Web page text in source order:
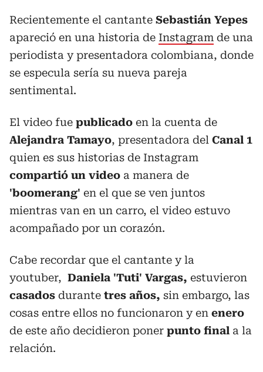
Recientemente el cantante Sebastián Yepes
apareció en una historia de Instagram de una
periodista y presentadora colombiana, donde
se especula sería su nueva pareja
sentimental.
El video fue publicado en la cuenta de
Alejandra Tamayo, presentadora del Canal 1
quien es sus historias de Instagram
compartió un video a manera de
'boomerang' en el que se ven juntos
mientras van en un carro, el video estuvo
acompañado por un corazón.
Cabe recordar que el cantante y la
youtuber, Daniela 'Tuti' Vargas, estuvieron
casados durante tres años, sin embargo, las
cosas entre ellos no funcionaron y en enero
de este año decidieron poner punto final a la
relación.